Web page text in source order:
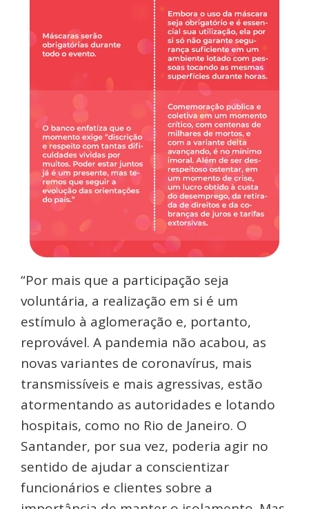
“Por mais que a participação seja
voluntária, a realização em si é um
estímulo à aglomeração e, portanto,
reprovável. A pandemia não acabou, as
novas variantes de coronavírus, mais
transmissíveis e mais agressivas, estão
atormentando as autoridades e lotando
hospitais, como no Rio de Janeiro. O
Santander, por sua vez, poderia agir no
sentido de ajudar a conscientizar
funcionários e clientes sobre a